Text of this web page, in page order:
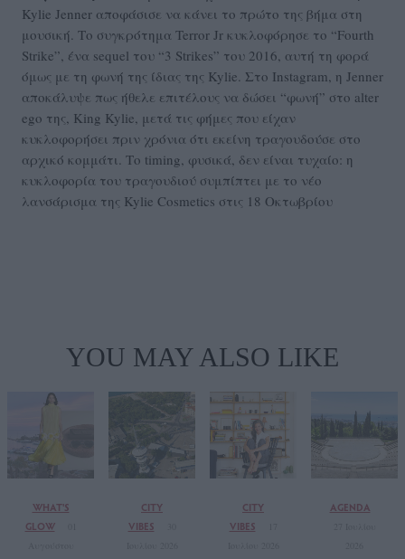
Kylie Jenner αποφάσισε να κάνει το πρώτο της βήμα στη
μουσική. Το συγκρότημα Terror Jr κυκλοφόρησε το “Fourth
Strike”, ένα sequel του “3 Strikes” του 2016, αυτή τη φορά
όμως με τη φωνή της ίδιας της Kylie. Στο Instagram, η Jenner
αποκάλυψε πως ήθελε επιτέλους να δώσει “φωνή” στο alter
ego της, King Kylie, μετά τις φήμες που είχαν
κυκλοφορήσει πριν χρόνια ότι εκείνη τραγουδούσε στο
αρχικό κομμάτι. Το timing, φυσικά, δεν είναι τυχαίο: η
κυκλοφορία του τραγουδιού συμπίπτει με το νέο
λανσάρισμα της Kylie Cosmetics στις 18 Οκτωβρίου
YOU MAY ALSO LIKE
WHAT'S
GLOW
CITY
VIBES
CITY
VIBES
AGENDA